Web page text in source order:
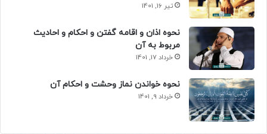
تیر 16, 1401
نحوه اذان و اقامه گفتن و احکام و احادیث
مربوط به آن
خرداد 17, 1401
نحوه خواندن نماز وحشت و احکام آن
خرداد 9, 1401